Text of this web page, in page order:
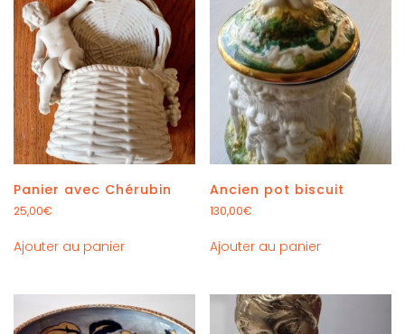
Panier avec Chérubin
25,00€
Ajouter au panier
Ancien pot biscuit
130,00€
Ajouter au panier